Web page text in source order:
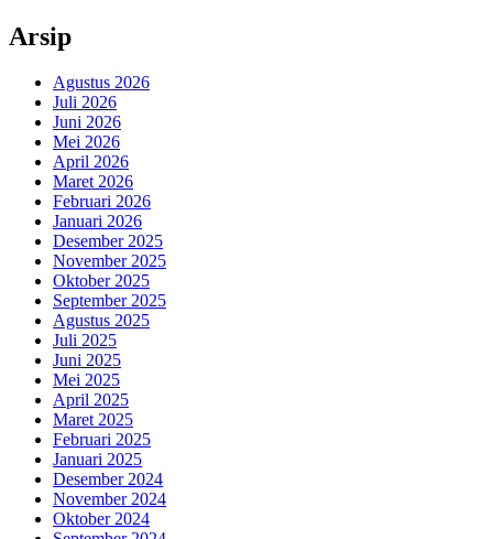
Arsip
Agustus 2026
Juli 2026
Juni 2026
Mei 2026
April 2026
Maret 2026
Februari 2026
Januari 2026
Desember 2025
November 2025
Oktober 2025
September 2025
Agustus 2025
Juli 2025
Juni 2025
Mei 2025
April 2025
Maret 2025
Februari 2025
Januari 2025
Desember 2024
November 2024
Oktober 2024